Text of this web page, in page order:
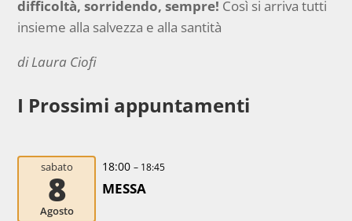
difficoltà, sorridendo, sempre! Così si arriva tutti
insieme alla salvezza e alla santità
di Laura Ciofi
I Prossimi appuntamenti
sabato
8
Agosto
18:00 – 18:45
MESSA